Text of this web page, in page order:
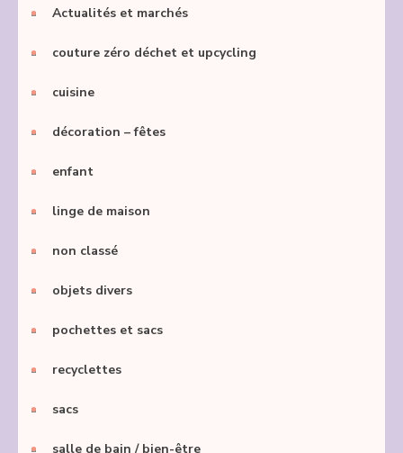
Actualités et marchés
couture zéro déchet et upcycling
cuisine
décoration – fêtes
enfant
linge de maison
non classé
objets divers
pochettes et sacs
recyclettes
sacs
salle de bain / bien-être